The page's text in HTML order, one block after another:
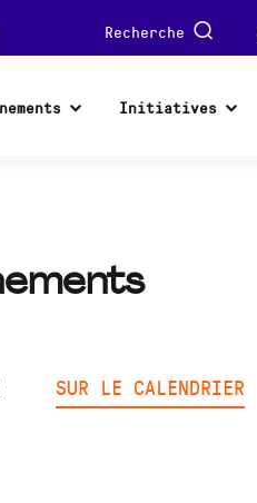
Recherche
Initiatives
SUR LE CALENDRIER